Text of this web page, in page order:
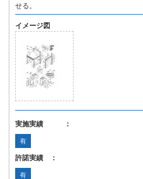
せる。
イメージ図
実施実績 ：
有
許諾実績 ：
有